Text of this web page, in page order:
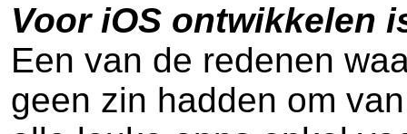
Voor iOS ontwikkelen
Een van de redenen
geen zin hadden om